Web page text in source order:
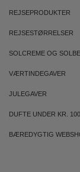
REJSEPRODUKTER
REJSESTØRRELSER
SOLCREME OG
VÆRTINDEGAVER
JULEGAVER
DUFTE UNDER KR. 100
BÆREDYGTIG